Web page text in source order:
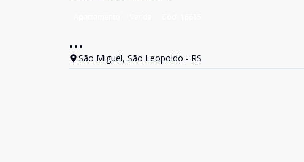
...
São Miguel, São Leopoldo - RS